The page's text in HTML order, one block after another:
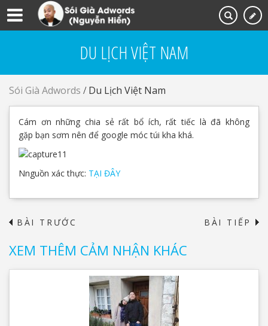
DU LỊCH VIỆT NAM
Sói Già Adwords / Du Lịch Việt Nam
Cám ơn những chia sẻ rất bổ ích, rất tiếc là đã không
gặp bạn sơm nên để google móc túi kha khá.
Nnguồn xác thực: TẠI ĐÂY
BÀI TRƯỚC BÀI TIẾP →
XEM THÊM CẢM NHẬN KHÁC